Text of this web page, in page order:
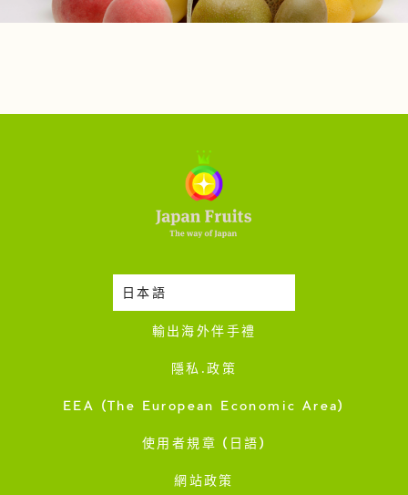
日本語時令蔬果收成表
輸出海外伴手禮
隱私·政策
EEA (The European Economic Area)
使用者規章 (日語)
網站政策